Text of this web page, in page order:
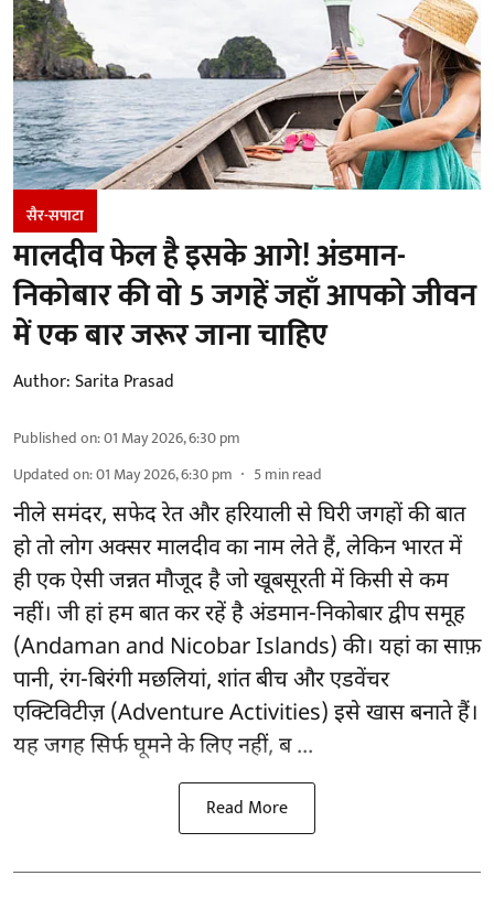
सैर-सपाटा
मालदीव फेल है इसके आगे! अंडमान-
निकोबार की वो 5 जगहें जहाँ आपको जीवन
में एक बार जरूर जाना चाहिए
Author:Sarita Prasad
Published on:01 May 2026, 6:30 pm
Updated on:01 May 2026, 6:30 pm 5min read
नीले समंदर, सफेद रेत और हरियाली से घिरी जगहों की बात
हो तो लोग अक्सर मालदीव का नाम लेते हैं, लेकिन भारत में
ही एक ऐसी जन्नत मौजूद है जो खूबसूरती में किसी से कम
नहीं। जी हां हम बात कर रहें है अंडमान-निकोबार द्वीप समूह
(Andaman and Nicobar Islands) की। यहां का साफ़
पानी, रंग-बिरंगी मछलियां, शांत बीच और एडवेंचर
एक्टिविटीज़ (Adventure Activities) इसे खास बनाते हैं।
यह जगह सिर्फ घूमने के लिए नहीं, ब ...
Read More